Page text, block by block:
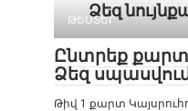
Ձեզ
ԹԵՍՏԵՐ
Ընտրեք
Ձեզ
Թիվ 1 քարտ